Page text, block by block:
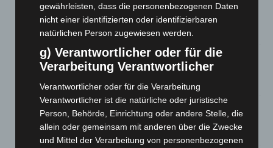
Kunst trifft Weingenuss: Barbara-Susann Mehring zeigt ihre
Werke im Jacques’ Wein-Depot Isernhagen
8. August 2026
A2: Zweite Turbobaustelle startet zwischen Hannover-West
und Bothfeld
8. August 2026
Niedersachsen: Feuerwehrkräfte kehren nach
Waldbrandeinsatz aus Spanien zurück
gewährleisten, dass die personenbezogenen Daten
nicht einer identifizierten oder identifizierbaren
natürlichen Person zugewiesen werden.
g) Verantwortlicher oder für die
Verarbeitung Verantwortlicher
Verantwortlicher oder für die Verarbeitung
Verantwortlicher ist die natürliche oder juristische
Person, Behörde, Einrichtung oder andere Stelle, die
allein oder gemeinsam mit anderen über die Zwecke
und Mittel der Verarbeitung von personenbezogenen